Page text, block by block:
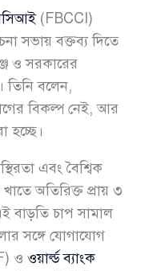
(FBCCI)
সভায় বক্তব্য দিতে
ও সরকারের
তিনি বলেন,
বিকল্প নেই, আর
হচ্ছে।
এবং বৈশ্বিক
অতিরিক্ত প্রায় ৩
বাড়তি চাপ সামাল
সঙ্গে যোগাযোগ
ও ওয়ার্ল্ড ব্যাংক